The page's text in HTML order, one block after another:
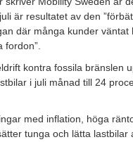
är resultatet av den
där många kunder väntat
fordon”.
kontra fossila bränslen
i juli månad till 24
med inflation, höga
tunga och lätta lastbilar